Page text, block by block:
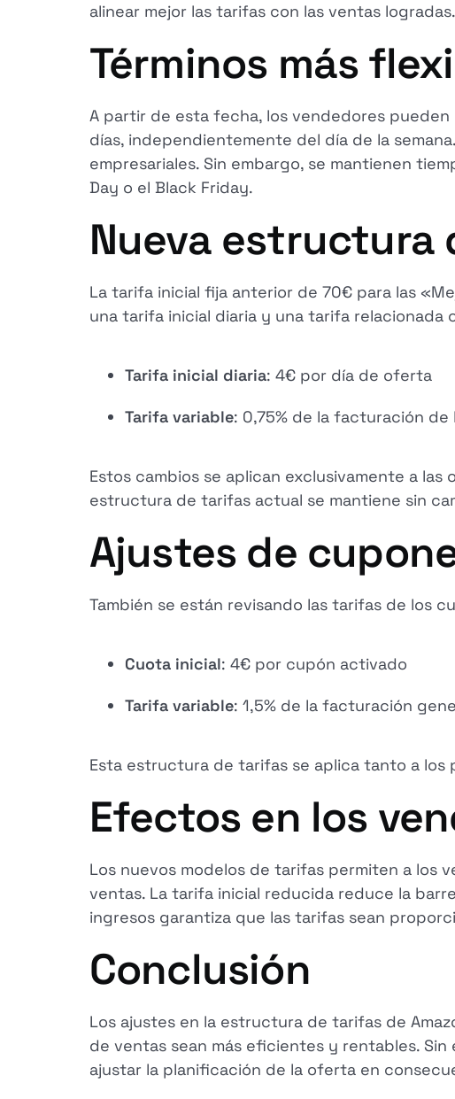
alinear mejor las tarifas con las ventas logradas.
Términos más
A partir de esta fecha, los vendedores
días, independientemente del día de la
empresariales. Sin embargo, se mantienen
Day o el Black Friday.
Nueva
La tarifa inicial fija anterior de 70€ para las
una tarifa inicial diaria y una tarifa relacionada
Tarifa inicial diaria: 4€ por día de oferta
Tarifa variable: 0,75% de la facturación
Estos cambios se aplican exclusivamente a
estructura de tarifas actual se mantiene sin
Ajustes de
También se están revisando las tarifas de los
Cuota inicial: 4€ por cupón activado
Tarifa variable: 1,5% de la facturación
Esta estructura de tarifas se aplica tanto a
Efectos en los
Los nuevos modelos de tarifas permiten a los
ventas. La tarifa inicial reducida reduce la
ingresos garantiza que las tarifas sean
Conclusión
Los ajustes en la estructura de tarifas de
de ventas sean más eficientes y rentables.
ajustar la planificación de la oferta en